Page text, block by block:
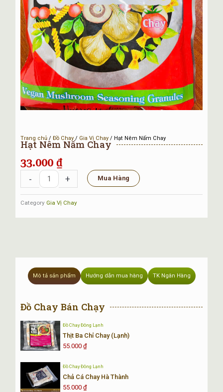
Trang chủ /Đồ Chay / Gia Vị Chay / Hạt Nêm Nấm Chay
Hạt Nêm Nấm Chay
33.000₫
-
Nấm
Chay
số
+ Mua Hàng
Category Gia Vị Chay
Đồ Chay Bán Chạy
Đồ Chay Đông Lạnh
Thịt Ba Chỉ Chay (Lạnh)
55.000₫
Đồ Chay Đông Lạnh
Chả Cá Chay Hà Thành
55.000₫
Mô tả sản phẩm Hướng dẫn mua hàng TK Ngân Hàng